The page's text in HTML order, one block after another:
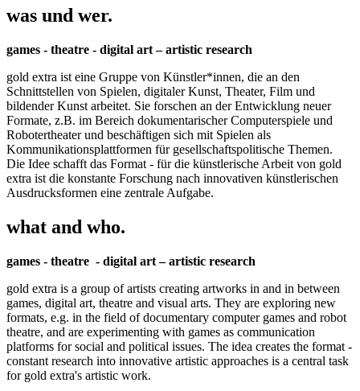
was und wer.
games - theatre - digital art – artistic research
gold extra ist eine Gruppe von Künstler*innen, die an den
Schnittstellen von Spielen, digitaler Kunst, Theater, Film und
bildender Kunst arbeitet. Sie forschen an der Entwicklung neuer
Formate, z.B. im Bereich dokumentarischer Computerspiele und
Robotertheater und beschäftigen sich mit Spielen als
Kommunikationsplattformen für gesellschaftspolitische Themen.
Die Idee schafft das Format - für die künstlerische Arbeit von gold
extra ist die konstante Forschung nach innovativen künstlerischen
Ausdrucksformen eine zentrale Aufgabe.
what and who.
games - theatre - digital art – artistic research
gold extra is a group of artists creating artworks in and in between
games, digital art, theatre and visual arts. They are exploring new
formats, e.g. in the field of documentary computer games and robot
theatre, and are experimenting with games as communication
platforms for social and political issues. The idea creates the format -
constant research into innovative artistic approaches is a central task
for gold extra's artistic work.